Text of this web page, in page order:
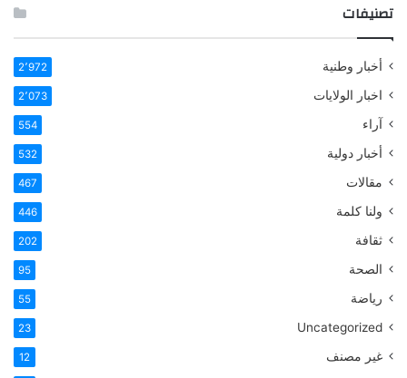
تصنيفات
أخبار وطنية 2٬972
اخبار الولايات 2٬073
آراء 554
أخبار دولية 532
مقالات 467
ولنا كلمة 446
ثقافة 202
الصحة 95
رياضة 55
Uncategorized
23
غير مصنف 12